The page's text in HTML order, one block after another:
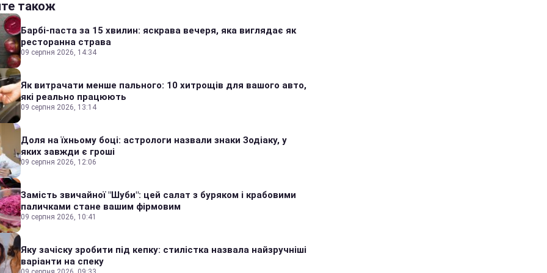
також
Барбі-паста за 15 хвилин: яскрава вечеря, яка виглядає як
ресторанна страва
09 серпня 2026, 14:34
Як витрачати менше пального: 10 хитрощів для вашого авто,
які реально працюють
09 серпня 2026, 13:14
Доля на їхньому боці: астрологи назвали знаки Зодіаку, у
яких завжди є гроші
09 серпня 2026, 12:06
Замість звичайної "Шуби": цей салат з буряком і крабовими
паличками стане вашим фірмовим
09 серпня 2026, 10:41
Яку зачіску зробити під кепку: стилістка назвала найзручніші
варіанти на спеку